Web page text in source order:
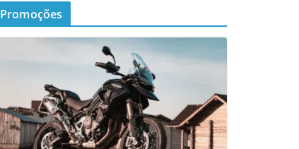
Promoções